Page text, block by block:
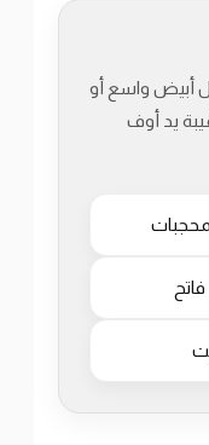
أبيض واسع أو
يد أوف